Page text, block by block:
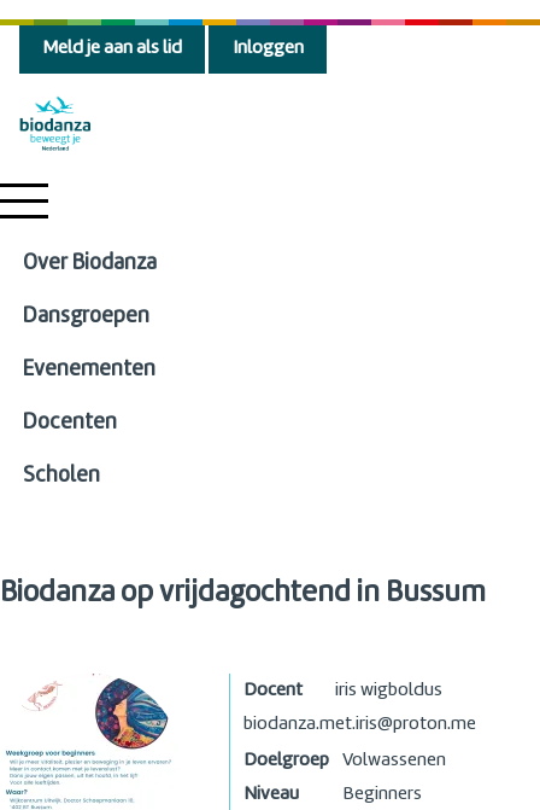
Meld je aan als lid Inloggen
Over Biodanza
Dansgroepen
Evenementen
Docenten
Scholen
Biodanza op vrijdagochtend in Bussum
Docent
iris wigboldus
biodanza.met.iris@proton.me
Doelgroep
Volwassenen
Niveau
Beginners